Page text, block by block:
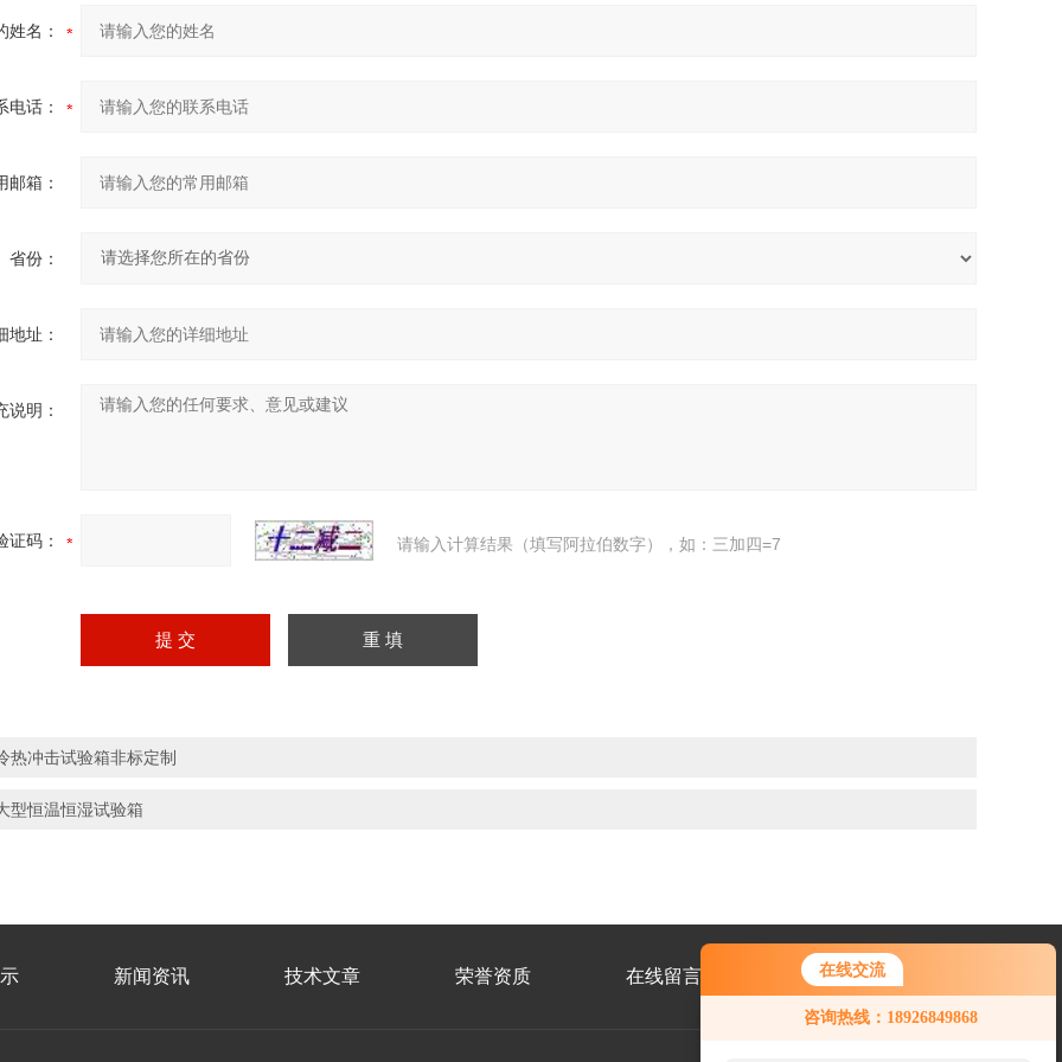
在线交流
咨询热线：18926849868
姓名：
电话：
邮箱：
省份：
地址：
说明：
证码： 请输入计算结果（填写阿拉伯数字），如：三加四=7
热冲击试验箱非标定制
型恒温恒湿试验箱
新闻资讯 技术文章 荣誉资质 在线留言 联系我们